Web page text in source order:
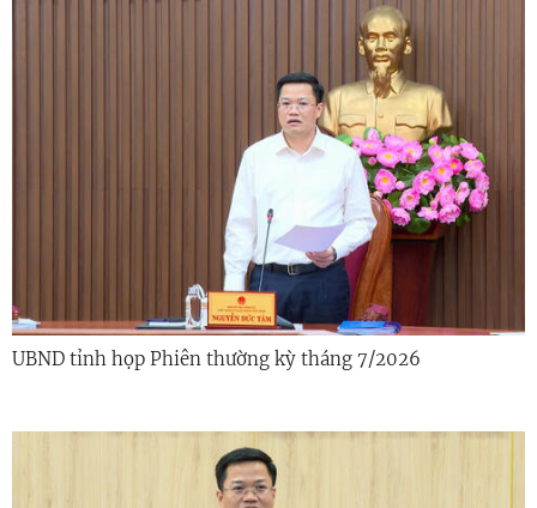
UBND tỉnh họp Phiên thường kỳ tháng 7/2026